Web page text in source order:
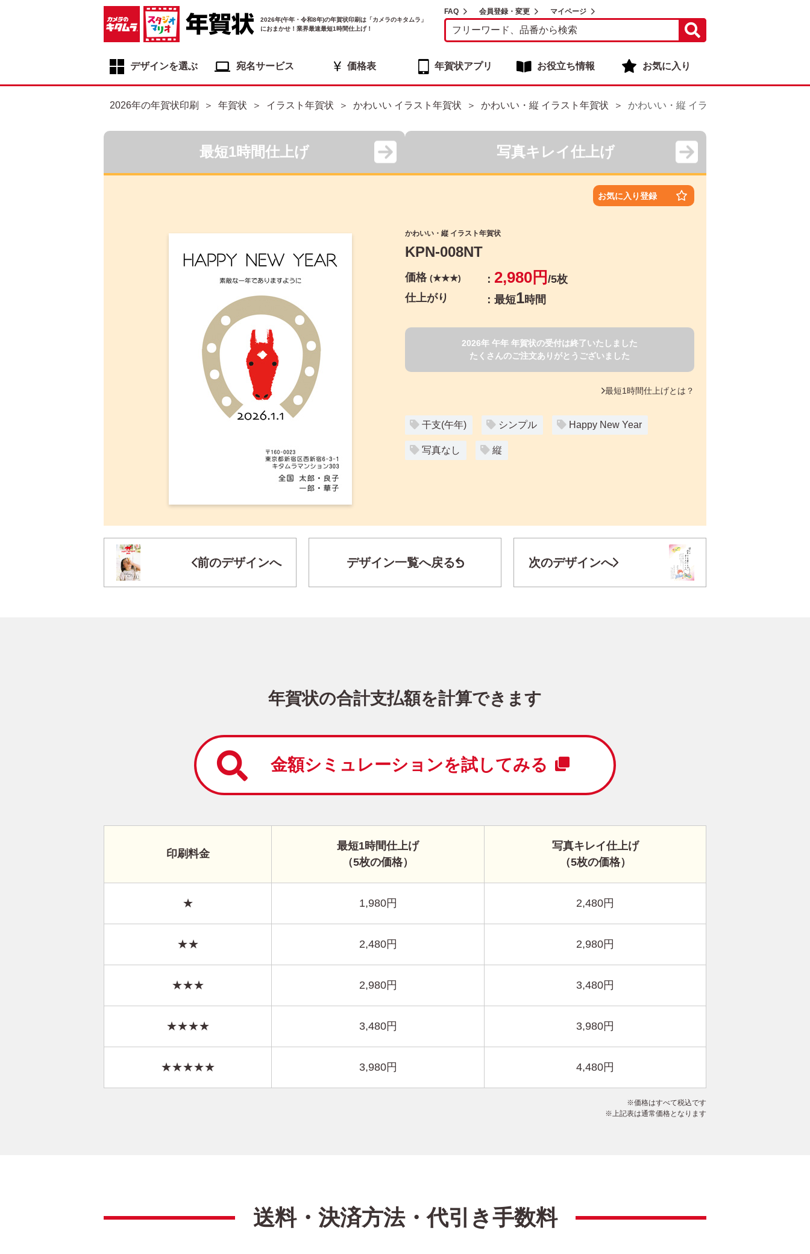
2026年(午年・令和8年)の年賀状印刷は「カメラのキタムラ」
におまかせ！業界最速最短1時間仕上げ！
FAQ 会員登録・変更 マイページ
デザインを選ぶ 宛名サービス 価格表 年賀状アプリ お役立ち情報 お気に入り
2026年の年賀状印刷 年賀状 イラスト年賀状 かわいい イラスト年賀状 かわいい・縦 イラスト年賀状 かわいい・縦 イラスト年賀状デザイン
最短1時間仕上げ 写真キレイ仕上げ
お気に入り登録
かわいい・縦 イラスト年賀状
KPN-008NT
価格 (★★★) 2,980円 /5枚
仕上がり
最短1時間
2026年 午年 年賀状の受付は終了いたしました
たくさんのご注文ありがとうございました
最短1時間仕上げとは？
干支(午年) シンプル Happy New Year
写真なし 縦
かわいい・縦 イラスト年賀状
写真なし 縦
前のデザインへ デザイン一覧へ戻る 次のデザインへ
年賀状の合計支払額を計算できます
金額シミュレーションを試してみる
印刷料金
最短1時間仕上げ
（5枚の価格）
写真キレイ仕上げ
（5枚の価格）
★ 1,980円 2,480円
★★ 2,480円 2,980円
★★★ 2,980円 3,480円
★★★★ 3,480円 3,980円
★★★★★ 3,980円 4,480円
価格はすべて税込です
上記表は通常価格となります
送料・決済方法・代引き手数料